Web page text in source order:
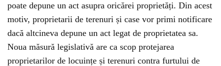
poate depune un act asupra oricărei proprietăți. Din acest
motiv, proprietarii de terenuri și case vor primi notificare
dacă altcineva depune un act legat de proprietatea sa.
Noua măsură legislativă are ca scop protejarea
proprietarilor de locuințe și terenuri contra furtului de